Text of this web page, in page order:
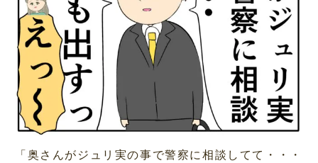
「奥さんがジュリ実の事で警察に相談してて・・・